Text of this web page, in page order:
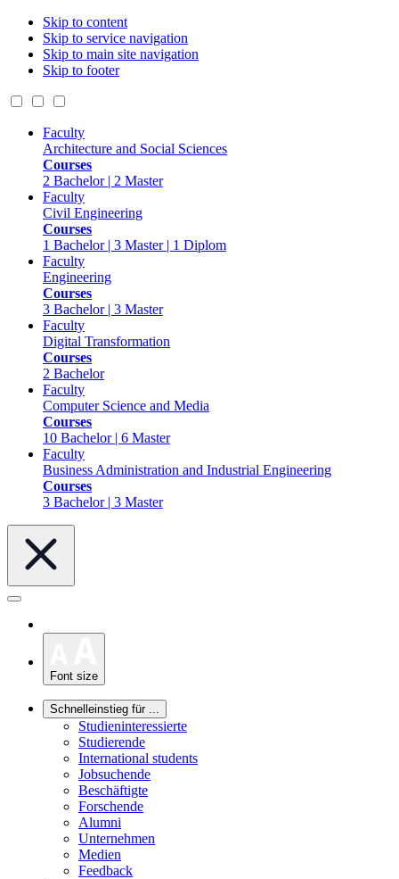
Skip to content
Skip to service navigation
Skip to main site navigation
Skip to footer
Faculty
Architecture and Social Sciences
Courses
2 Bachelor | 2 Master
Faculty
Civil Engineering
Courses
1 Bachelor | 3 Master | 1 Diplom
Faculty
Engineering
Courses
3 Bachelor | 3 Master
Faculty
Digital Transformation
Courses
2 Bachelor
Faculty
Computer Science and Media
Courses
10 Bachelor | 6 Master
Faculty
Business Administration and Industrial Engineering
Courses
3 Bachelor | 3 Master
Font size
Schnelleinstieg für ...
Studieninteressierte
Studierende
International students
Jobsuchende
Beschäftigte
Forschende
Alumni
Unternehmen
Medien
Feedback